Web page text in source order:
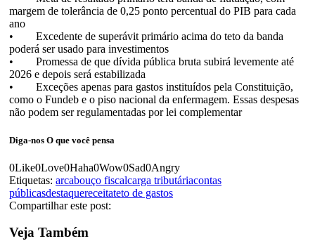
margem de tolerância de 0,25 ponto percentual do PIB para cada
ano
• Excedente de superávit primário acima do teto da banda
poderá ser usado para investimentos
• Promessa de que dívida pública bruta subirá levemente até
2026 e depois será estabilizada
• Exceções apenas para gastos instituídos pela Constituição,
como o Fundeb e o piso nacional da enfermagem. Essas despesas
não podem ser regulamentadas por lei complementar
Diga-nos O que você pensa
0Like0Love0Haha0Wow0Sad0Angry
Etiquetas: arcabouço fiscalcarga tributáriacontas
públicasdestaquereceitateto de gastos
Compartilhar este post:
Veja Também